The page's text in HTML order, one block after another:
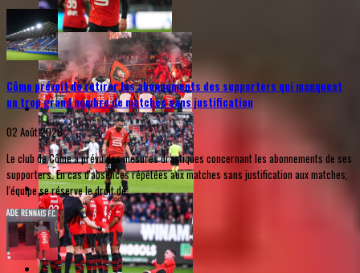
Côme prévoit de retirer les abonnements des supporters qui manquent
un trop grand nombre de matches sans justification
02 Août 2026
Le club de Côme a prévu des mesures drastiques concernant les abonnements de ses
supporters. En cas d'absences répétées aux matches sans justification aux matches,
l'équipe se réserve le droit de...